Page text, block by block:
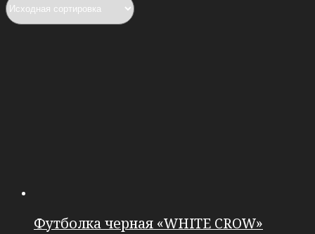
Футболка черная «WHITE CROW»